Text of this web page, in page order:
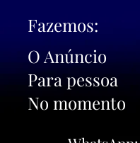
Fazemos:
O Anúncio
Para pessoa
No momento